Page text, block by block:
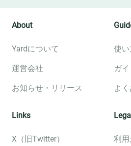
About
Yardについて
運営会社
お知らせ・リリース
使
ガ
よ
Links
X（旧Twitter） 利